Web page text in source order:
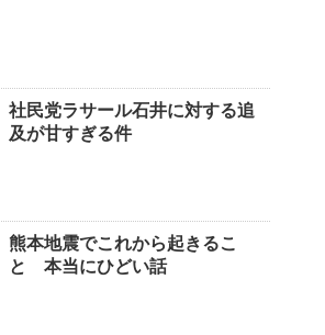
社民党ラサール石井に対する追
及が甘すぎる件
熊本地震でこれから起きるこ
と 本当にひどい話